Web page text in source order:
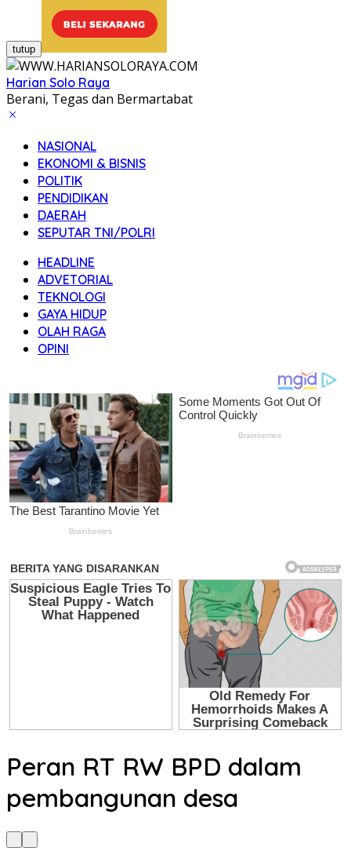
tutup
Harian Solo Raya
Berani, Tegas dan Bermartabat
NASIONAL
EKONOMI & BISNIS
POLITIK
PENDIDIKAN
DAERAH
SEPUTAR TNI/POLRI
HEADLINE
ADVETORIAL
TEKNOLOGI
GAYA HIDUP
OLAH RAGA
OPINI
Peran RT RW BPD dalam
pembangunan desa